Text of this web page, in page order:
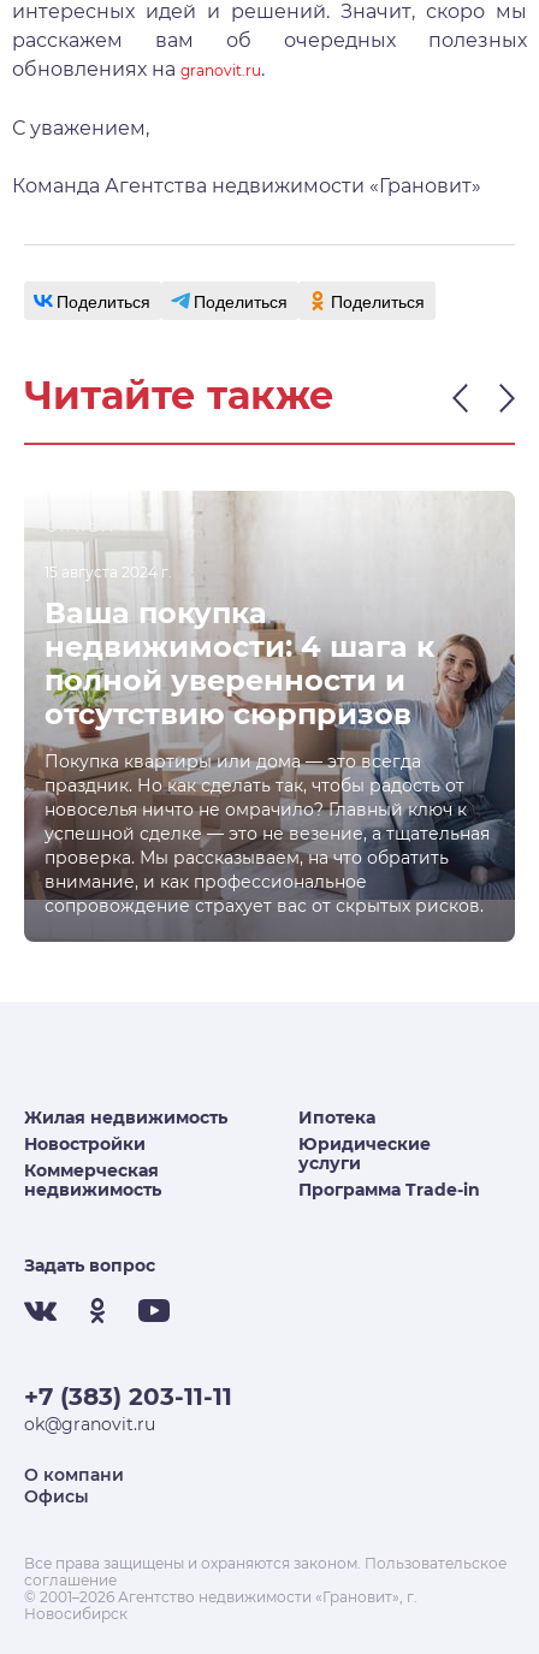
интересных идей и решений. Значит, скоро мы
расскажем вам об очередных полезных
обновлениях на granovit.ru.
С уважением,
Команда Агентства недвижимости «Грановит»
Поделиться Поделиться Поделиться
Читайте также
СТАТЬИ
15 августа 2024 г.
Ваша покупка
недвижимости: 4 шага к
полной уверенности и
отсутствию сюрпризов
Покупка квартиры или дома — это всегда
праздник. Но как сделать так, чтобы радость от
новоселья ничто не омрачило? Главный ключ к
успешной сделке — это не везение, а тщательная
проверка. Мы рассказываем, на что обратить
внимание, и как профессиональное
сопровождение страхует вас от скрытых рисков.
Жилая недвижимость
Новостройки
Коммерческая
недвижимость
Ипотека
Юридические
услуги
Программа Trade-in
Задать вопрос
+7 (383) 203-11-11
ok@granovit.ru
О компани
Офисы
Все права защищены и охраняются законом. Пользовательское
соглашение
© 2001–2026 Агентство недвижимости «Грановит», г.
Новосибирск